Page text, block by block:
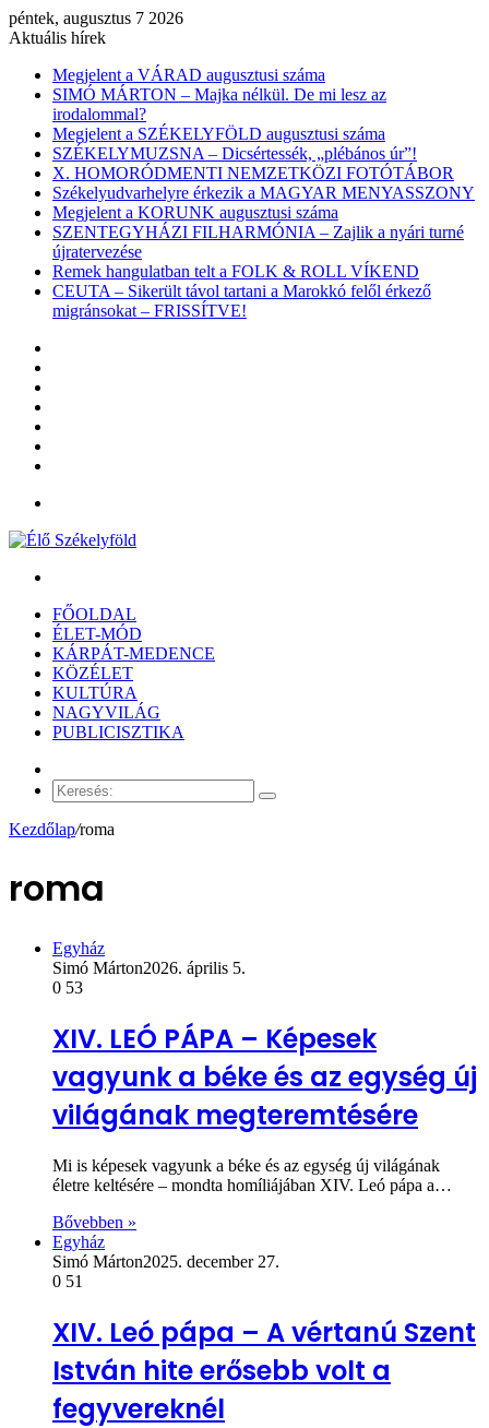
péntek, augusztus 7 2026
Aktuális hírek
Megjelent a VÁRAD augusztusi száma
SIMÓ MÁRTON – Majka nélkül. De mi lesz az
irodalommal?
Megjelent a SZÉKELYFÖLD augusztusi száma
SZÉKELYMUZSNA – Dicsértessék, „plébános úr”!
X. HOMORÓDMENTI NEMZETKÖZI FOTÓTÁBOR
Székelyudvarhelyre érkezik a MAGYAR MENYASSZONY
Megjelent a KORUNK augusztusi száma
SZENTEGYHÁZI FILHARMÓNIA – Zajlik a nyári turné
újratervezése
Remek hangulatban telt a FOLK & ROLL VÍKEND
CEUTA – Sikerült távol tartani a Marokkó felől érkező
migránsokat – FRISSÍTVE!
FŐOLDAL
ÉLET-MÓD
KÁRPÁT-MEDENCE
KÖZÉLET
KULTÚRA
NAGYVILÁG
PUBLICISZTIKA
cikk
Keresés:
Kezdőlap/roma
roma
Egyház
Simó Márton2026. április 5.
0 53
XIV. LEÓ PÁPA – Képesek
vagyunk a béke és az egység új
világának megteremtésére
Mi is képesek vagyunk a béke és az egység új világának
életre keltésére – mondta homíliájában XIV. Leó pápa a…
Bővebben »
Egyház
Simó Márton2025. december 27.
0 51
XIV. Leó pápa – A vértanú Szent
István hite erősebb volt a
fegyvereknél